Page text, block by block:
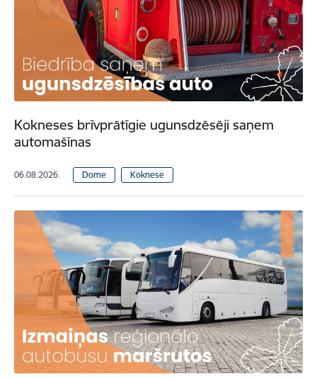
Kokneses brīvprātīgie ugunsdzēsēji saņem
automašīnas
06.08.2026. Dome Koknese